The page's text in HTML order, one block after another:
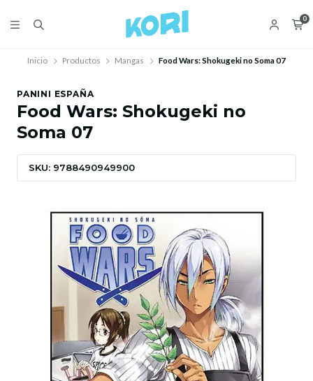
0
Inicio Productos Mangas Food Wars: Shokugeki no Soma 07
PANINI ESPAÑA
Food Wars: Shokugeki no
Soma 07
SKU: 9788490949900